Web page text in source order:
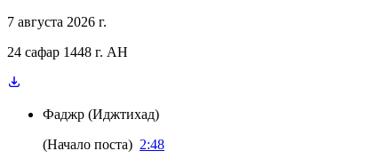
7 августа 2026 г.
24 сафар 1448 г. AH
Фаджр (Иджтихад)
(Начало поста) 2:48